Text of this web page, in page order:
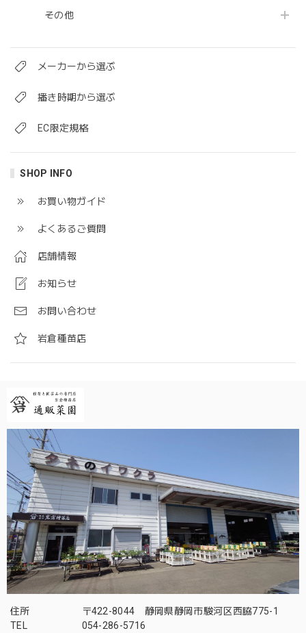
その他
メーカーから選ぶ
播き時期から選ぶ
EC限定規格
SHOP INFO
お買い物ガイド
よくあるご質問
店舗情報
お知らせ
お問い合わせ
岩倉種苗店
住所
〒422-8044 静岡県静岡市駿河区西脇775-1
TEL
054-286-5716